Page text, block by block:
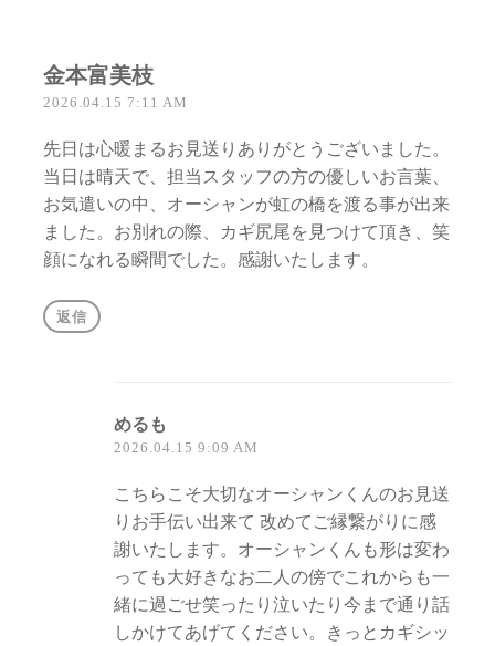
金本富美枝
2026.04.15 7:11 AM
先日は心暖まるお見送りありがとうございました。
当日は晴天で、担当スタッフの方の優しいお言葉、
お気遣いの中、オーシャンが虹の橋を渡る事が出来
ました。お別れの際、カギ尻尾を見つけて頂き、笑
顔になれる瞬間でした。感謝いたします。
返信
めるも
2026.04.15 9:09 AM
こちらこそ大切なオーシャンくんのお見送
りお手伝い出来て 改めてご縁繋がりに感
謝いたします。オーシャンくんも形は変わ
っても大好きなお二人の傍でこれからも一
緒に過ごせ笑ったり泣いたり今まで通り話
しかけてあげてください。きっとカギシッ